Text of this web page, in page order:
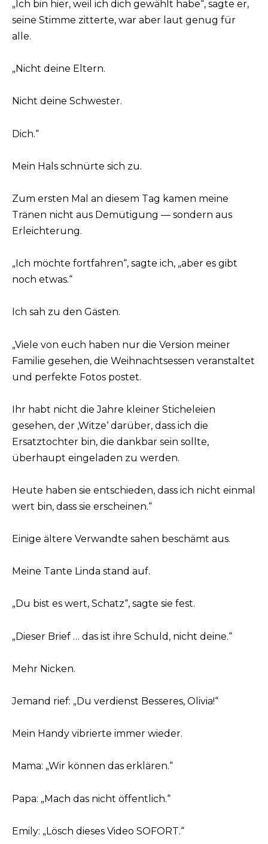
„Ich bin hier, weil ich dich gewählt habe“, sagte er,
seine Stimme zitterte, war aber laut genug für
alle.
„Nicht deine Eltern.
Nicht deine Schwester.
Dich.“
Mein Hals schnürte sich zu.
Zum ersten Mal an diesem Tag kamen meine
Tränen nicht aus Demütigung — sondern aus
Erleichterung.
„Ich möchte fortfahren“, sagte ich, „aber es gibt
noch etwas.“
Ich sah zu den Gästen.
„Viele von euch haben nur die Version meiner
Familie gesehen, die Weihnachtsessen veranstaltet
und perfekte Fotos postet.
Ihr habt nicht die Jahre kleiner Sticheleien
gesehen, der ‚Witze‘ darüber, dass ich die
Ersatztochter bin, die dankbar sein sollte,
überhaupt eingeladen zu werden.
Heute haben sie entschieden, dass ich nicht einmal
wert bin, dass sie erscheinen.“
Einige ältere Verwandte sahen beschämt aus.
Meine Tante Linda stand auf.
„Du bist es wert, Schatz“, sagte sie fest.
„Dieser Brief … das ist ihre Schuld, nicht deine.“
Mehr Nicken.
Jemand rief: „Du verdienst Besseres, Olivia!“
Mein Handy vibrierte immer wieder.
Mama: „Wir können das erklären.“
Papa: „Mach das nicht öffentlich.“
Emily: „Lösch dieses Video SOFORT.“